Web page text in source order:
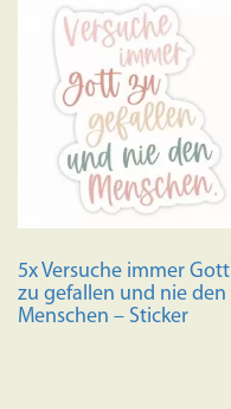
5x Versuche immer Gott
zu gefallen und nie den
Menschen – Sticker